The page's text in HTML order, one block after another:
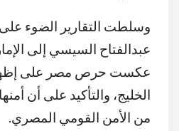
وسلطت التقارير الضوء
عبدالفتاح السيسي إلى
عكست حرص مصر على
الخليج، والتأكيد على أن
من الأمن القومي المصري.